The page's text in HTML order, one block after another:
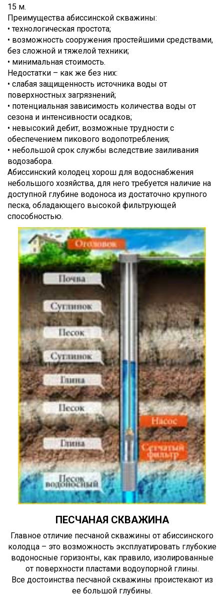
15 м.
Преимущества абиссинской скважины:
• технологическая простота;
• возможность сооружения простейшими средствами,
без сложной и тяжелой техники;
• минимальная стоимость.
Недостатки – как же без них:
• слабая защищенность источника воды от
поверхностных загрязнений;
• потенциальная зависимость количества воды от
сезона и интенсивности осадков;
• невысокий дебит, возможные трудности с
обеспечением пикового водопотребления;
• небольшой срок службы вследствие заиливания
водозабора.
Абиссинский колодец хорош для водоснабжения
небольшого хозяйства, для него требуется наличие на
доступной глубине водоноса из достаточно крупного
песка, обладающего высокой фильтрующей
способностью.
ПЕСЧАНАЯ СКВАЖИНА
Главное отличие песчаной скважины от абиссинского
колодца – это возможность эксплуатировать глубокие
водоносные горизонты, как правило, изолированные
от поверхности пластами водоупорной глины.
Все достоинства песчаной скважины проистекают из
ее большой глубины.